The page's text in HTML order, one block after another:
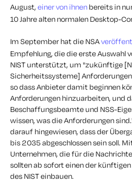
August, einer von ihnen bereits in
10 Jahre alten normalen Desktop-
Im September hat die NSA
Empfehlung, die die erste Auswahl
NIST unterstützt, um "zukünftige
Sicherheitssysteme]
so dass Anbieter damit beginnen
Anforderungen hinzuarbeiten, und
Beschaffungsbeamte und NSS-
wissen, was die Anforderungen sind.
darauf hingewiesen, dass der
bis 2035 abgeschlossen sein soll.
Unternehmen, die für die
sollten ab sofort einen der
des NIST einbauen.